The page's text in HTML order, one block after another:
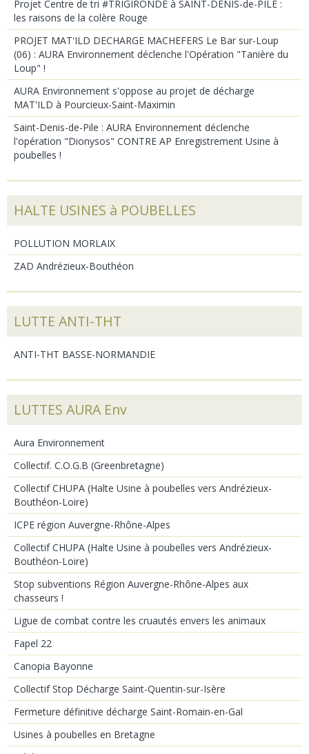
Projet Centre de tri #TRIGIRONDE à SAINT-DENIS-de-PILE :
les raisons de la colère Rouge
PROJET MAT'ILD DECHARGE MACHEFERS Le Bar sur-Loup
(06) : AURA Environnement déclenche l'Opération "Tanière du
Loup" !
AURA Environnement s'oppose au projet de décharge
MAT'ILD à Pourcieux-Saint-Maximin
Saint-Denis-de-Pile : AURA Environnement déclenche
l'opération "Dionysos" CONTRE AP Enregistrement Usine à
poubelles !
HALTE USINES à POUBELLES
POLLUTION MORLAIX
ZAD Andrézieux-Bouthéon
LUTTE ANTI-THT
ANTI-THT BASSE-NORMANDIE
LUTTES AURA Env
Aura Environnement
Collectif. C.O.G.B (Greenbretagne)
Collectif CHUPA (Halte Usine à poubelles vers Andrézieux-
Bouthéon-Loire)
ICPE région Auvergne-Rhône-Alpes
Collectif CHUPA (Halte Usine à poubelles vers Andrézieux-
Bouthéon-Loire)
Stop subventions Région Auvergne-Rhône-Alpes aux
chasseurs !
Ligue de combat contre les cruautés envers les animaux
Fapel 22
Canopia Bayonne
Collectif Stop Décharge Saint-Quentin-sur-Isère
Fermeture définitive décharge Saint-Romain-en-Gal
Usines à poubelles en Bretagne